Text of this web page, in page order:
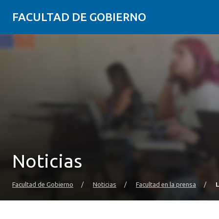
FACULTAD DE GOBIERNO
Noticias
Facultad de Gobierno / Noticias / Facultad en la prensa /